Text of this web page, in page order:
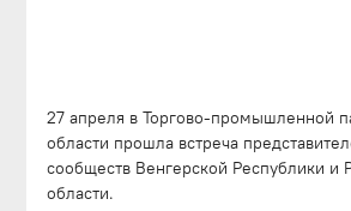
27 апреля в Торгово-промышленной
области прошла встреча
сообществ Венгерской Республики и
области.